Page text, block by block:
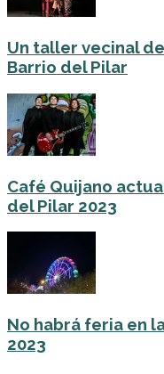
Un taller vecinal
Barrio del Pilar
Café Quijano
del Pilar 2023
No habrá feria en
2023